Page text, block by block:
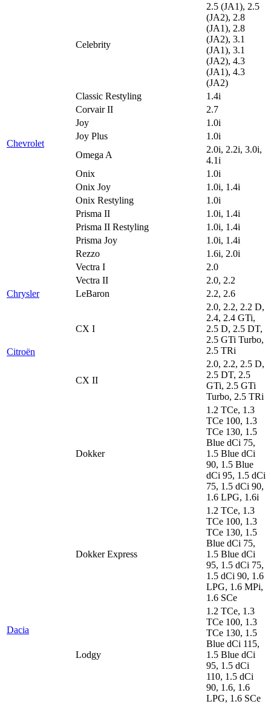
Chevrolet
Celebrity
2.5 (JA1), 2.5
(JA2), 2.8
(JA1), 2.8
(JA2), 3.1
(JA1), 3.1
(JA2), 4.3
(JA1), 4.3
(JA2)
Classic Restyling
1.4i
Corvair II
2.7
Joy
1.0i
Joy Plus
1.0i
Omega A
2.0i, 2.2i, 3.0i,
4.1i
Onix
1.0i
Onix Joy
1.0i, 1.4i
Onix Restyling
1.0i
Prisma II
1.0i, 1.4i
Prisma II Restyling
1.0i, 1.4i
Prisma Joy
1.0i, 1.4i
Rezzo
1.6i, 2.0i
Vectra I
2.0
Vectra II
2.0, 2.2
Chrysler
LeBaron 2.2, 2.6
Citroën
CX I
2.0, 2.2, 2.2 D,
2.4, 2.4 GTi,
2.5 D, 2.5 DT,
2.5 GTi Turbo,
2.5 TRi
CX II
2.0, 2.2, 2.5 D,
2.5 DT, 2.5
GTi, 2.5 GTi
Turbo, 2.5 TRi
Dacia
Dokker
1.2 TCe, 1.3
TCe 100, 1.3
TCe 130, 1.5
Blue dCi 75,
1.5 Blue dCi
90, 1.5 Blue
dCi 95, 1.5 dCi
75, 1.5 dCi 90,
1.6 LPG, 1.6i
Dokker Express
1.2 TCe, 1.3
TCe 100, 1.3
TCe 130, 1.5
Blue dCi 75,
1.5 Blue dCi
95, 1.5 dCi 75,
1.5 dCi 90, 1.6
LPG, 1.6 MPi,
1.6 SCe
Lodgy
1.2 TCe, 1.3
TCe 100, 1.3
TCe 130, 1.5
Blue dCi 115,
1.5 Blue dCi
95, 1.5 dCi
110, 1.5 dCi
90, 1.6, 1.6
LPG, 1.6 SCe